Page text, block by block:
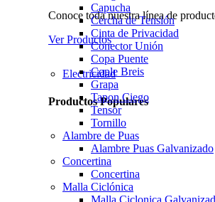
Conoce toda nuestra línea de
Ver Productos
Electricidad
Productos Populares
Capucha
Cercha de Tensión
Cinta de Privacidad
Conector Unión
Copa Puente
Cople Breis
Grapa
Tapon Ciego
Tensor
Tornillo
Alambre de Puas
Alambre Puas Galvanizado
Concertina
Concertina
Malla Ciclónica
Malla Ciclonica